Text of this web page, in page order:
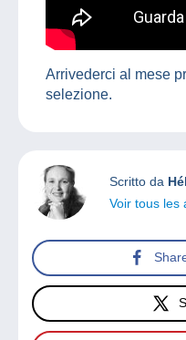
Arrivederci al mese
selezione.
Scritto da
Voir tous les